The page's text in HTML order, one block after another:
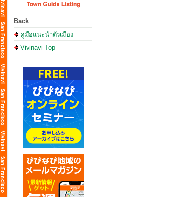
Back
คู่มือแนะนำตัวเมือง
Vivinavi Top